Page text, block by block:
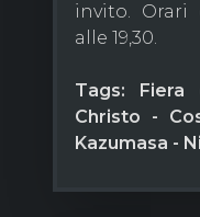
invito. Orari
alle 19,30.
Tags:
Christo -
Kazumasa -